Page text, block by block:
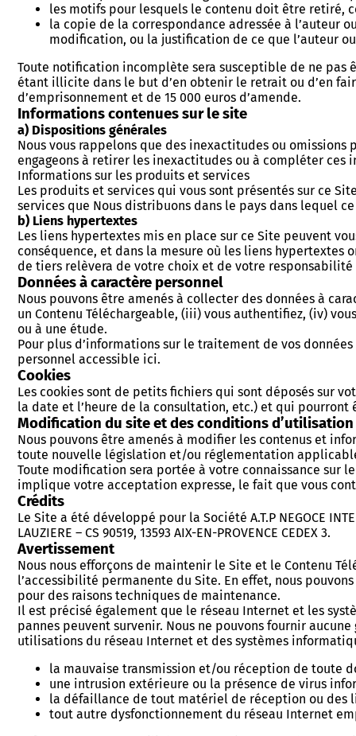
les motifs pour lesquels le contenu doit être retiré,
la copie de la correspondance adressée à
modification, ou la justification de ce que l’auteur
Toute notification incomplète sera susceptible de ne pas
étant illicite dans le but d’en obtenir le retrait ou d’en
d’emprisonnement et de 15 000 euros d’amende.
Informations contenues sur le site
a) Dispositions générales
Nous vous rappelons que des inexactitudes ou
engageons à retirer les inexactitudes ou à compléter ces
Informations sur les produits et services
Les produits et services qui vous sont présentés sur ce
services que Nous distribuons dans le pays dans lequel
b) Liens hypertextes
Les liens hypertextes mis en place sur ce Site peuvent
conséquence, et dans la mesure où les liens
de tiers relèvera de votre choix et de votre responsabilité
Données à caractère personnel
Nous pouvons être amenés à collecter des données à
un Contenu Téléchargeable, (iii) vous authentifiez, (iv)
ou à une étude.
Pour plus d’informations sur le traitement de vos
personnel accessible ici.
Cookies
Les cookies sont de petits fichiers qui sont déposés sur
la date et l’heure de la consultation, etc.) et qui pourront
Modification du site et des conditions d’utilisation
Nous pouvons être amenés à modifier les contenus et
toute nouvelle législation et/ou réglementation
Toute modification sera portée à votre connaissance sur
implique votre acceptation expresse, le fait que vous
Crédits
Le Site a été développé pour la Société A.T.P NEGOCE
LAUZIERE – CS 90519, 13593 AIX-EN-PROVENCE CEDEX 3.
Avertissement
Nous nous efforçons de maintenir le Site et le Contenu
l’accessibilité permanente du Site. En effet, nous
pour des raisons techniques de maintenance.
Il est précisé également que le réseau Internet et les
pannes peuvent survenir. Nous ne pouvons fournir
utilisations du réseau Internet et des systèmes
la mauvaise transmission et/ou réception de toute
une intrusion extérieure ou la présence de virus
la défaillance de tout matériel de réception ou des
tout autre dysfonctionnement du réseau Internet